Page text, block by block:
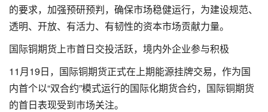
的要求，加强预研预判，确保市场稳健运行，为建设规范、
透明、开放、有活力、有韧性的资本市场贡献力量。
国际铜期货上市首日交投活跃，境内外企业参与积极
11月19日，国际铜期货正式在上期能源挂牌交易，作为国
内首个以“双合约”模式运行的国际化期货合约，国际铜期货
的首日表现受到市场关注。